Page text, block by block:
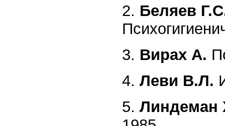
2. Беляев
3. Вирах А.
4. Леви В.Л.
5. Линдеман